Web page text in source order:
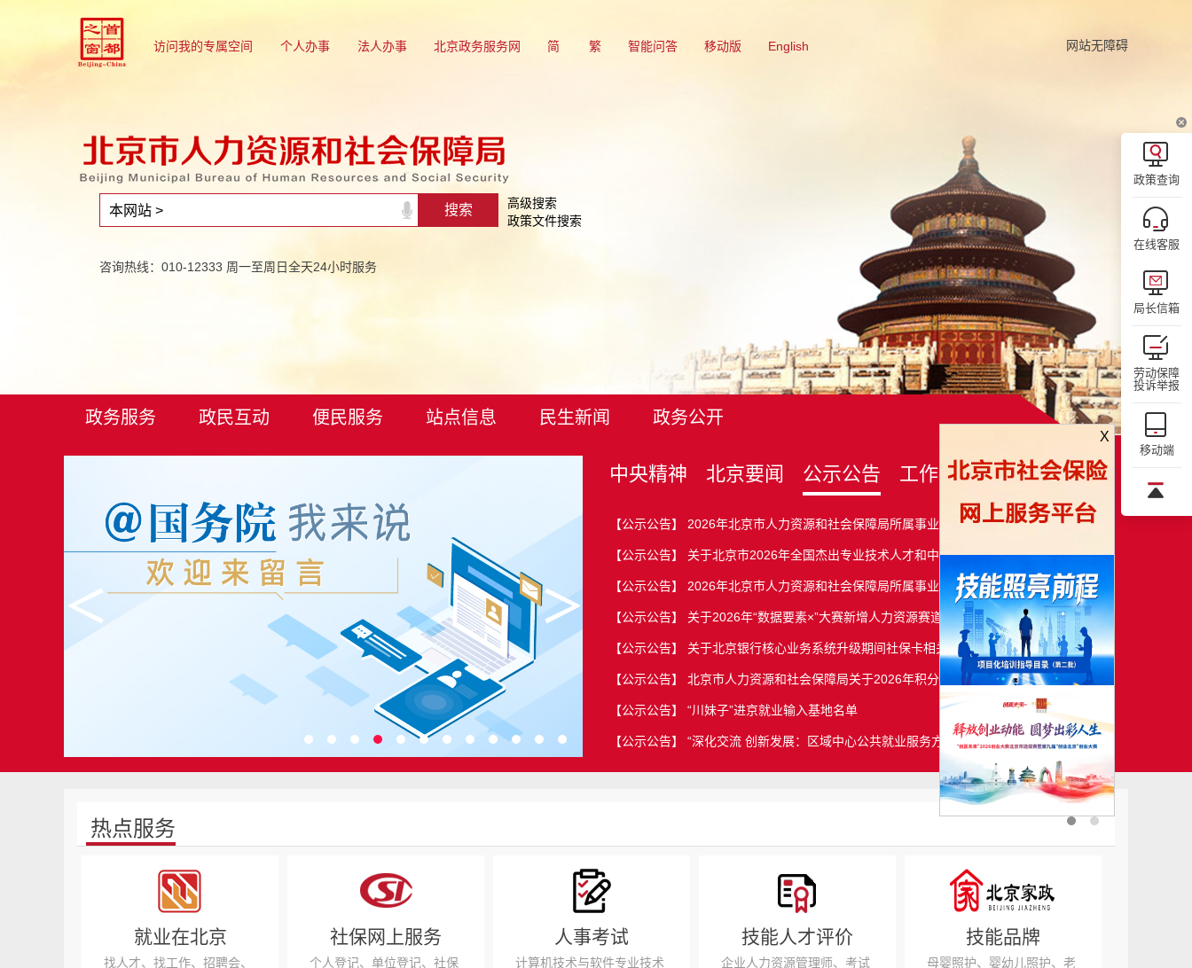
访问我的专属空间 个人办事 法人办事 北京政务服务网 简 繁 English
移动版
智能问答 网站无障碍
高级搜索
政策文件搜索
咨询热线：010-12333 周一至周日全天24小时服务
政务服务 政民互动 便民服务 站点信息 民生新闻 政务公开
中央精神 北京要闻 公示公告 工作动态 媒体关注
【公示公告】 2026年北京市人力资源和社会保障局所属事业单位工作人员公开招...
【公示公告】 关于北京市2026年全国杰出专业技术人才和中华技能大奖拟推荐人...
【公示公告】 2026年北京市人力资源和社会保障局所属事业单位招聘退役大学生...
【公示公告】 关于2026年“数据要素×”大赛新增人力资源赛道的公告
【公示公告】 关于北京银行核心业务系统升级期间社保卡相关业务办理方式临时...
【公示公告】 北京市人力资源和社会保障局关于2026年积分落户公示及落户办理...
【公示公告】 “川妹子”进京就业输入基地名单
【公示公告】 “深化交流 创新发展：区域中心公共就业服务方法、技术与案例...
2026年北京市人力资源和社会保障局所属事业单位工作人员公开招...
关于北京市2026年全国杰出专业技术人才和中华技能大奖拟推荐人...
【公示公告】 2026年北京市人力资源和社会保障局所属事业单位招聘退役大学生...
【公示公告】 关于2026年“数据要素×”大赛新增人力资源赛道的公告
关于北京银行核心业务系统升级期间社保卡相关业务办理方式临时...
【公示公告】 北京市人力资源和社会保障局关于2026年积分落户公示及落户办理...
＜ ＞
热点服务
就业在北京
找人才、找工作、招聘会、
社保网上服务
个人登记、单位登记、社保
人事考试
计算机技术与软件专业技术
技能人才评价
企业人力资源管理师、考试
技能品牌
母婴照护、婴幼儿照护、老
X
政策查询
在线客服
局长信箱
劳动保障
投诉举报
移动端